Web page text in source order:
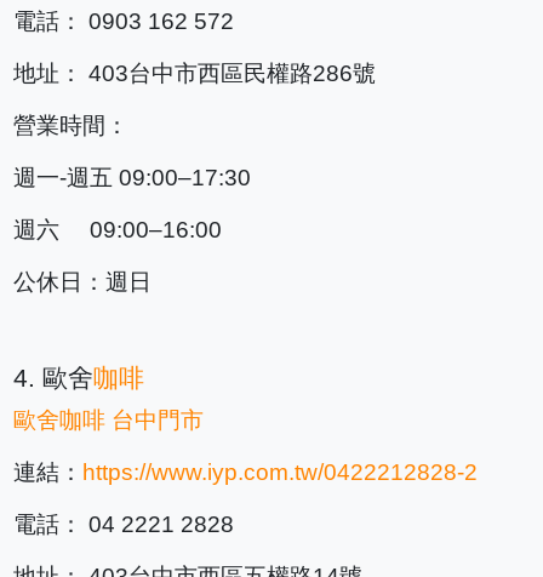
電話： 0903 162 572
地址： 403台中市西區民權路286號
營業時間：
週一-週五 09:00–17:30
週六 09:00–16:00
公休日：週日
4. 歐舍咖啡
歐舍咖啡 台中門市
連結： https://www.iyp.com.tw/0422212828-2
電話： 04 2221 2828